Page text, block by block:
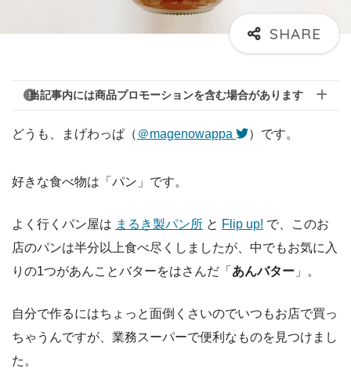
当記事内には商品プロモーションを含む場合があります
どうも、まげわっぱ（ ＠magenowappa ）です。
好きな食べ物は「パン」です。
よく行くパン屋は まるき製パン所 と Flip up! で、このお
店のパンは半分以上食べ尽くしましたが、中でもお気に入
りの1つがあんことバターをはさんだ「 あんバター 」。
自分で作るにはちょっと面倒くさいのでいつもお店で買っ
ちゃうんですが、業務スーパーで便利なものを見つけまし
た。